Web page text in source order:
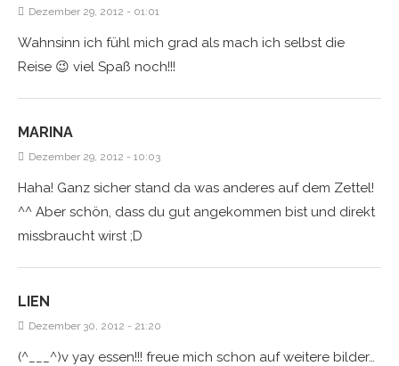
Dezember 29, 2012 - 01:01
Wahnsinn ich fühl mich grad als mach ich selbst die
Reise 😉 viel Spaß noch!!!
MARINA
Dezember 29, 2012 - 10:03
Haha! Ganz sicher stand da was anderes auf dem Zettel!
^^ Aber schön, dass du gut angekommen bist und direkt
missbraucht wirst ;D
LIEN
Dezember 30, 2012 - 21:20
(^___^)v yay essen!!! freue mich schon auf weitere bilder…